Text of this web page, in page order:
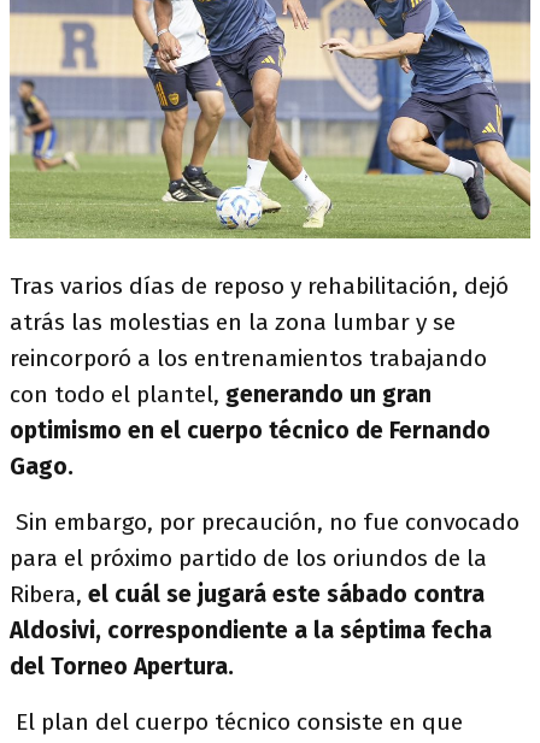
Tras varios días de reposo y rehabilitación, dejó
atrás las molestias en la zona lumbar y se
reincorporó a los entrenamientos trabajando
con todo el plantel, generando un gran
optimismo en el cuerpo técnico de Fernando
Gago.
Sin embargo, por precaución, no fue convocado
para el próximo partido de los oriundos de la
Ribera, el cuál se jugará este sábado contra
Aldosivi, correspondiente a la séptima fecha
del Torneo Apertura.
El plan del cuerpo técnico consiste en que